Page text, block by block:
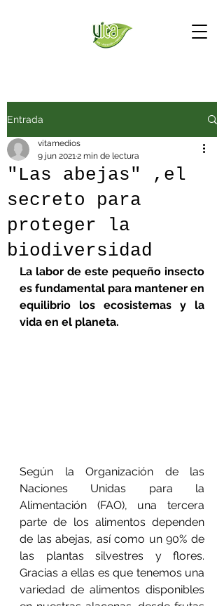
Entrada
"Las abejas" ,el
secreto para
proteger la
biodiversidad
vitamedios
9 jun 20212 min de lectura
La labor de este pequeño insecto
es fundamental para mantener en
equilibrio los ecosistemas y la
vida en el planeta.
Según la Organización de las
Naciones Unidas para la
Alimentación (FAO), una tercera
parte de los alimentos dependen
de las abejas, así como un 90% de
las plantas silvestres y flores.
Gracias a ellas es que tenemos una
variedad de alimentos disponibles